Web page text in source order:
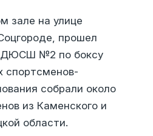
зале на улице
прошел
ДЮСШ №2 по боксу
спортсменов-
собрали около
из Каменского и
области.